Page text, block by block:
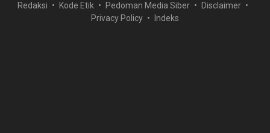
Redaksi Kode Etik Pedoman Media Siber
Disclaimer
Privacy Policy
Indeks